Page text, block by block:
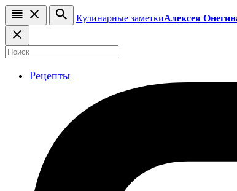
Кулинарные заметкиАлексея
Рецепты